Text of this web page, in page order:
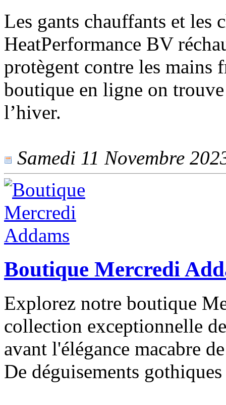
Les gants chauffants et les
HeatPerformance BV
protègent contre les mains
boutique en ligne on
l’hiver.
Samedi 11 Novembre
Boutique Mercredi
Explorez notre boutique
collection exceptionnelle
avant l'élégance macabre
De déguisements